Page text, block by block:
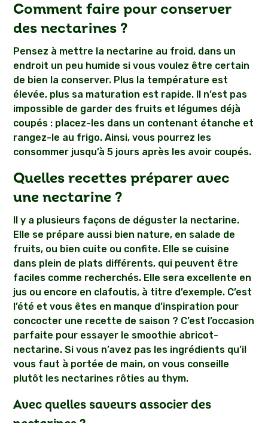
Comment faire pour conserver
des nectarines ?
Pensez à mettre la nectarine au froid, dans un
endroit un peu humide si vous voulez être certain
de bien la conserver. Plus la température est
élevée, plus sa maturation est rapide. Il n’est pas
impossible de garder des fruits et légumes déjà
coupés : placez-les dans un contenant étanche et
rangez-le au frigo. Ainsi, vous pourrez les
consommer jusqu’à 5 jours après les avoir coupés.
Quelles recettes préparer avec
une nectarine ?
Il y a plusieurs façons de déguster la nectarine.
Elle se prépare aussi bien nature, en salade de
fruits, ou bien cuite ou confite. Elle se cuisine
dans plein de plats différents, qui peuvent être
faciles comme recherchés. Elle sera excellente en
jus ou encore en clafoutis, à titre d’exemple. C’est
l’été et vous êtes en manque d’inspiration pour
concocter une recette de saison ? C’est l’occasion
parfaite pour essayer le smoothie abricot-
nectarine. Si vous n’avez pas les ingrédients qu’il
vous faut à portée de main, on vous conseille
plutôt les nectarines rôties au thym.
Avec quelles saveurs associer des